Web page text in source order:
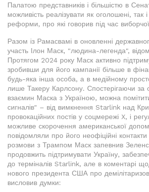
Палатою представників і більшістю в
можливість реалізувати як оголошені, так
реформи, про які говорив під час
Разом із Рамасвамі в оновленні
участь Ілон Маск, "людина-легенда",
Протягом 2024 року Маск активно
зробивши для його кампанії більше в
будь-яка інша особа, а в медійному
лише Такеру Карлсону. Спостерігаючи за
взаємин Маска з Україною, можна
сигналів" – від вимкнення Starlink над
провокаційних постів у соцмережі X, і
можливе скорочення американської
повідомляли про його неофіційні
розмови з Трампом Маск запевнив
продовжить підтримувати Україну,
до терміналів Starlink, але в коментарі
нового президента США про
висловив думки: